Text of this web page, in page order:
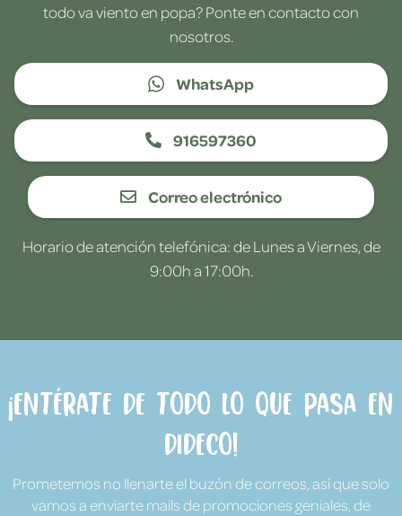
todo va viento en popa? Ponte en contacto con
nosotros.
WhatsApp
916597360
Correo electrónico
Horario de atención telefónica: de Lunes a Viernes, de
9:00h a 17:00h.
¡Entérate de todo lo que pasa en
Dideco!
Prometemos no llenarte el buzón de correos, así que solo
vamos a enviarte mails de promociones geniales, de